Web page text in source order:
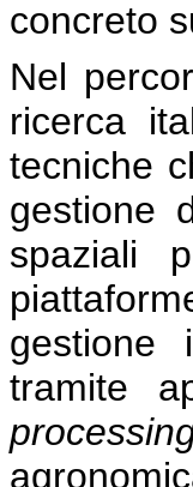
concreto
Nel
ricerca
tecniche
gestione
spaziali
gestione
tramite